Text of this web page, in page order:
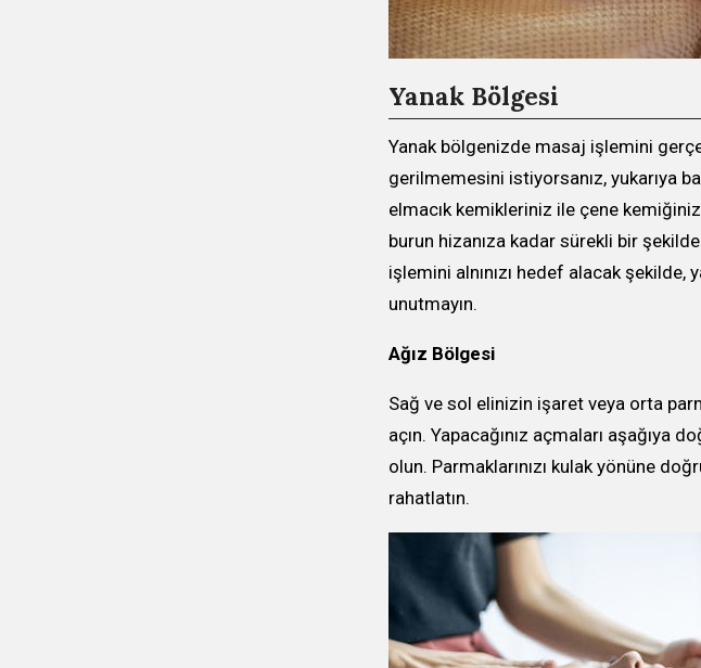
Yanak Bölgesi
Yanak bölgenizde masaj işlemini
gerilmemesini istiyorsanız, yukarıya
elmacık kemikleriniz ile çene
burun hizanıza kadar sürekli bir
işlemini alnınızı hedef alacak şekilde,
unutmayın.
Ağız Bölgesi
Sağ ve sol elinizin işaret veya orta
açın. Yapacağınız açmaları aşağıya
olun. Parmaklarınızı kulak yönüne
rahatlatın.